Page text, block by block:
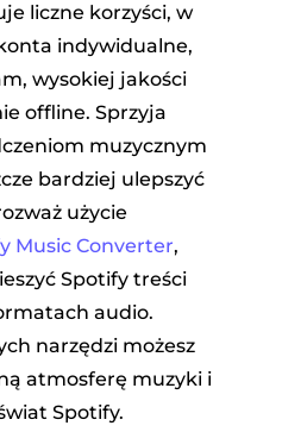
liczne korzyści, w
indywidualne,
wysokiej jakości
offline. Sprzyja
muzycznym
bardziej ulepszyć
użycie
Music Converter,
Spotify treści
audio.
narzędzi możesz
atmosferę muzyki i
Spotify.